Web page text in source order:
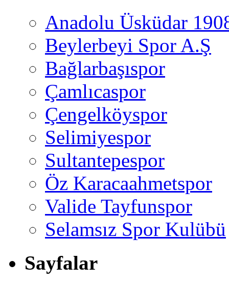
Anadolu Üsküdar
Beylerbeyi Spor A.Ş
Bağlarbaşıspor
Çamlıcaspor
Çengelköyspor
Selimiyespor
Sultantepespor
Öz Karacaahmetspor
Valide Tayfunspor
Selamsız Spor Kulübü
Sayfalar